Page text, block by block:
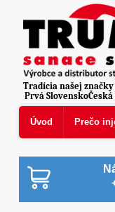
Úvod Prečo
Prvá SlovenskoČeská
Tradícia našej značky